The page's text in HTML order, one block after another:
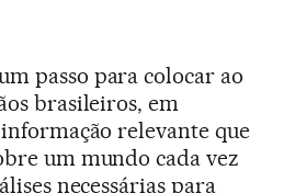
passo para colocar ao
brasileiros, em
relevante que
um mundo cada vez
necessárias para